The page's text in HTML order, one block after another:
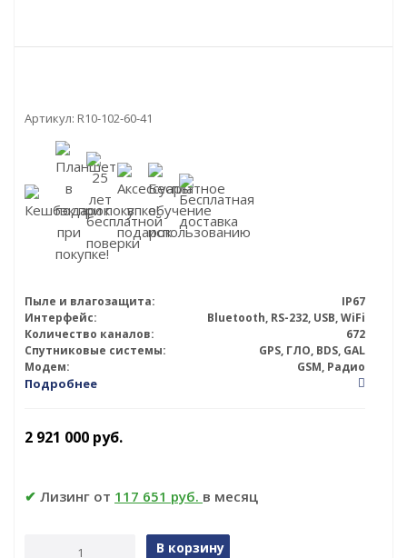
Артикул: R10-102-60-41
Пыле и влагозащита:
IP67
Интерфейс:
Bluetooth, RS-232, USB, WiFi
Количество каналов:
672
Спутниковые системы:
GPS, ГЛО, BDS, GAL
Модем:
GSM, Радио
Подробнее
2 921 000 руб.
✔ Лизинг от 117 651 руб. в месяц
В корзину